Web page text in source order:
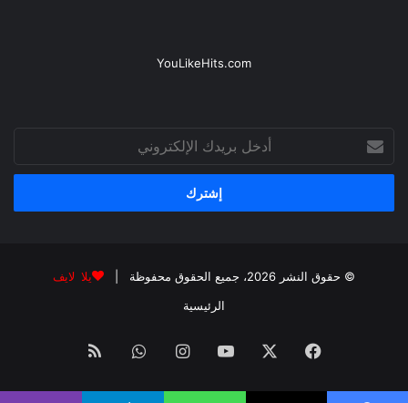
YouLikeHits.com
أدخل
بريدك
الإلكتروني
© حقوق النشر 2026، جميع الحقوق محفوظة | يلا لايف
الرئيسية
فيسبوك ‫YouTubeانستقرامواتساب
الموقع